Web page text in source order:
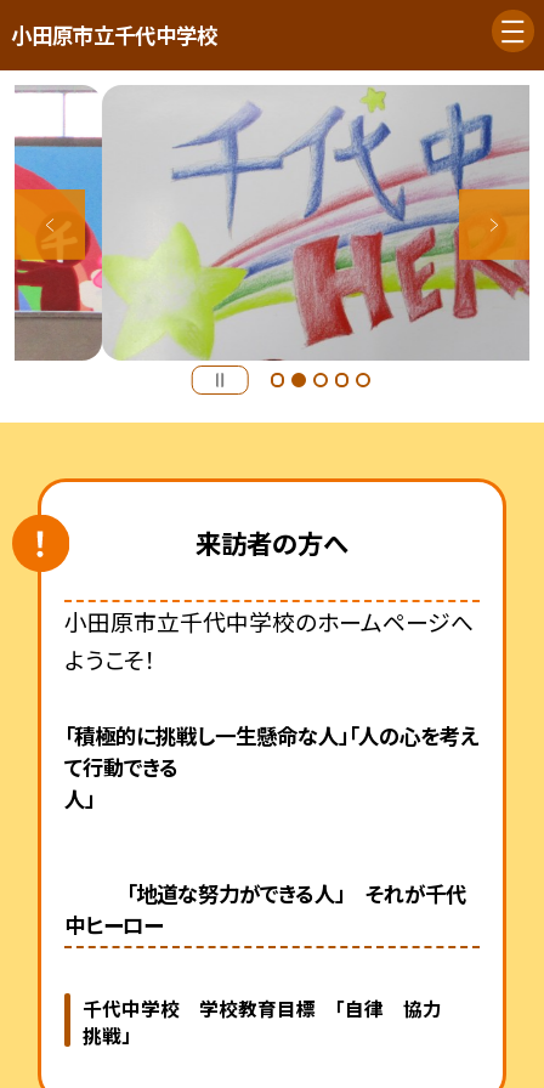
小田原市立千代中学校
来訪者の方へ
小田原市立千代中学校のホームページへ
ようこそ！
「積極的に挑戦し一生懸命な人」「人の心を考え
て行動できる
人」
「地道な努力ができる人」 それが千代
中ヒーロー
千代中学校 学校教育目標 「自律 協力
挑戦」